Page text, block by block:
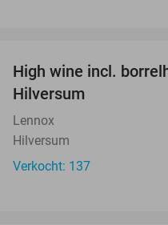
High wine incl.
Hilversum
Lennox
Hilversum
Verkocht: 137